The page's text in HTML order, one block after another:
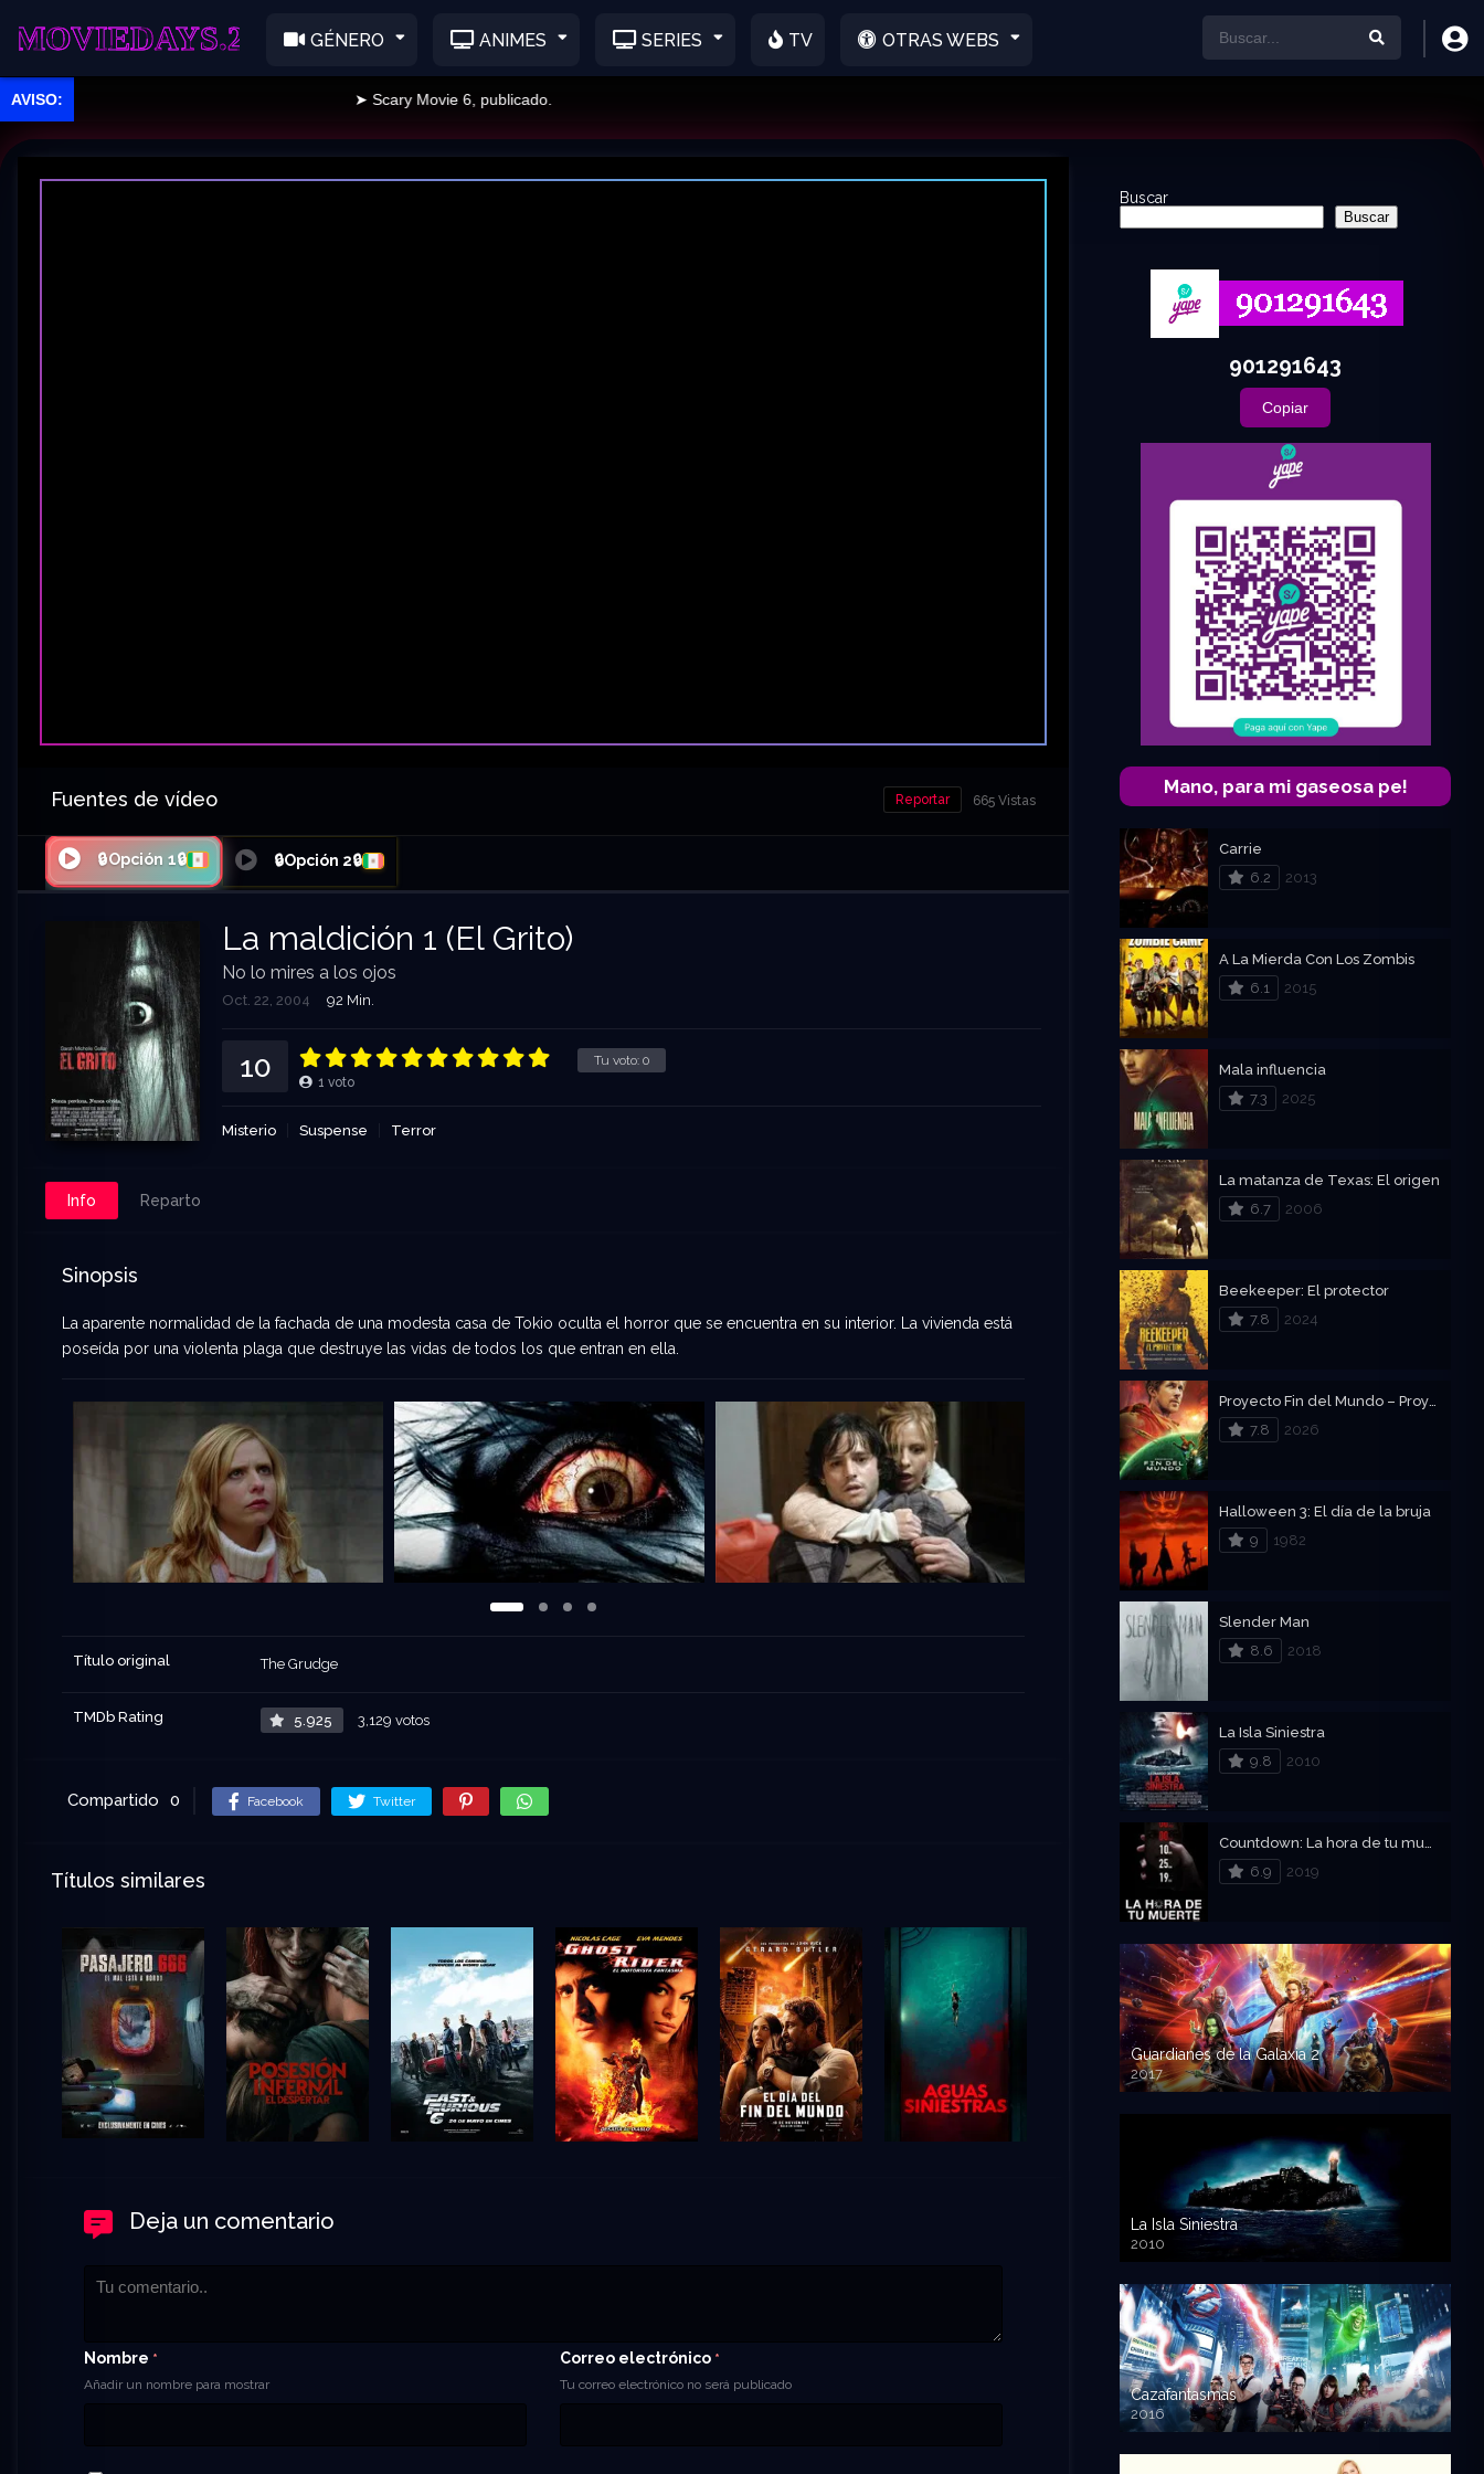
GÉNERO ANIMES SERIES TV OTRAS WEBS
➤ Scary Movie 6, publicado.
Fuentes de vídeo 665 Vistas
Reportar
🔒Opción 1🔒 🔒Opción 2🔒
La maldición 1 (El Grito)
No lo mires a los ojos
Oct. 22, 2004 92 Min.
Tu voto: 0
10 1 voto
Misterio Suspense Terror
Info Reparto
Sinopsis
La aparente normalidad de la fachada de una modesta casa de Tokio oculta el horror que se encuentra en su interior. La vivienda está
poseída por una violenta plaga que destruye las vidas de todos los que entran en ella.
Título original The Grudge
TMDb Rating 5.925 3,129 votos
Compartido 0 Facebook Twitter
Títulos similares
Deja un comentario
Nombre *
Añadir un nombre para mostrar
Correo electrónico *
Tu correo electrónico no será publicado
Buscar
Buscar
901291643
Copiar
Mano, para mi gaseosa pe!
Carrie
6.2
2013
A La Mierda Con Los Zombis
6.1
2015
Mala influencia
7.3
2025
La matanza de Texas: El origen
6.7
2006
Beekeeper: El protector
7.8
2024
7.8
2026
Halloween 3: El día de la bruja
9
1982
Slender Man
8.6
2018
La Isla Siniestra
9.8
2010
6.9
2019
Guardianes de la Galaxia 2
2017
720p HD
La Isla Siniestra
2010
720p HD
Cazafantasmas
2016
720p HD